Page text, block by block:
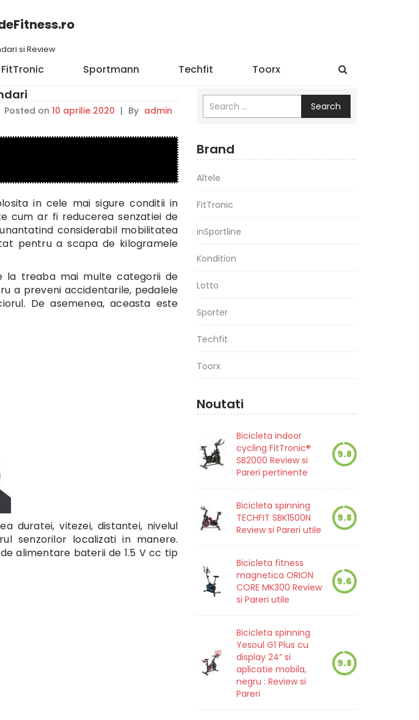
si Review
FitTronic Sportmann Techfit Toorx
Posted on 10 aprilie 2020 | By admin
in cele mai sigure conditii in
cum ar fi reducerea senzatiei de
considerabil mobilitatea
pentru a scapa de kilogramele
la treaba mai multe categorii de
a preveni accidentarile, pedalele
De asemenea, aceasta este
duratei, vitezei, distantei, nivelul
senzorilor localizati in manere.
alimentare baterii de 1.5 V cc tip
Search
Brand
Altele
FitTronic
inSportline
Kondition
Lotto
Sporter
Techfit
Toorx
Noutati
Bicicleta indoor
cycling FitTronic®
SB2000 Review si
Pareri pertinente
9.8
Bicicleta spinning
TECHFIT SBK1500N
Review si Pareri utile
9.8
Bicicleta fitness
magnetica ORION
CORE MK300 Review
si Pareri utile
9.6
Bicicleta spinning
Yesoul G1 Plus cu
display 24” si
aplicatie mobila,
negru : Review si
Pareri
9.8